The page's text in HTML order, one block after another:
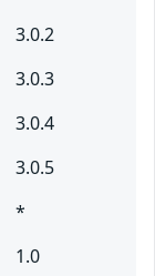
3.0.2
3.0.3
3.0.4
3.0.5
*
1.0